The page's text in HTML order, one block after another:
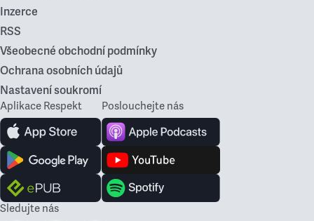
Inzerce
RSS
Všeobecné obchodní podmínky
Ochrana osobních údajů
Nastavení soukromí
Aplikace Respekt Poslouchejte nás
Sledujte nás